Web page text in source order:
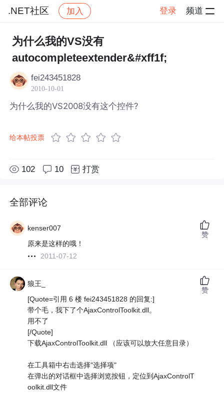
.NET社区 加入 登录 频道
社区 .NET社区 帖子详情
为什么我的VS没有
autocompleteextender&#xff1f;
fei243451828
2010-10-01
为什么我的VS2008没有这个控件?
给本帖投票
102 10 打赏
全部评论
kenser007
原来是这样的哦！
2011-07-12
赞
狼王_
[Quote=引用 6 楼 fei243451828 的回复:]
带个毛，我下了个AjaxControlToolkit.dll。
用不了
[/Quote]
下载AjaxControlToolkit.dll （应该可以放大任意目录）
在工具箱中右击选择"选择项"
在弹出的对话框中选择浏览按钮，定位到AjaxControlT
oolkit.dll文件
赞